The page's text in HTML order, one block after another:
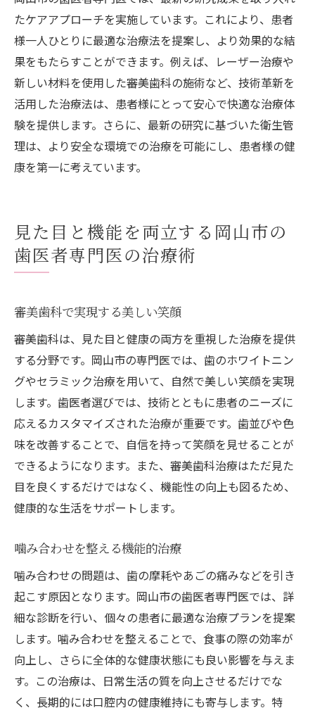
たケアアプローチを実施しています。これにより、患者
様一人ひとりに最適な治療法を提案し、より効果的な結
果をもたらすことができます。例えば、レーザー治療や
新しい材料を使用した審美歯科の施術など、技術革新を
活用した治療法は、患者様にとって安心で快適な治療体
験を提供します。さらに、最新の研究に基づいた衛生管
理は、より安全な環境での治療を可能にし、患者様の健
康を第一に考えています。
見た目と機能を両立する岡山市の
歯医者専門医の治療術
審美歯科で実現する美しい笑顔
審美歯科は、見た目と健康の両方を重視した治療を提供
する分野です。岡山市の専門医では、歯のホワイトニン
グやセラミック治療を用いて、自然で美しい笑顔を実現
します。歯医者選びでは、技術とともに患者のニーズに
応えるカスタマイズされた治療が重要です。歯並びや色
味を改善することで、自信を持って笑顔を見せることが
できるようになります。また、審美歯科治療はただ見た
目を良くするだけではなく、機能性の向上も図るため、
健康的な生活をサポートします。
噛み合わせを整える機能的治療
噛み合わせの問題は、歯の摩耗やあごの痛みなどを引き
起こす原因となります。岡山市の歯医者専門医では、詳
細な診断を行い、個々の患者に最適な治療プランを提案
します。噛み合わせを整えることで、食事の際の効率が
向上し、さらに全体的な健康状態にも良い影響を与えま
す。この治療は、日常生活の質を向上させるだけでな
く、長期的には口腔内の健康維持にも寄与します。特